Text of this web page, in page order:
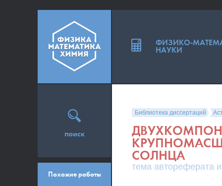
Библиотека диссертаций
СОЛНЦА
тема автореферата
поиск
Похожие работы
ФИЗИКО-
НАУКИ